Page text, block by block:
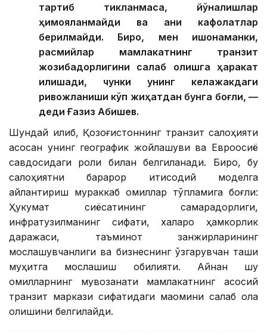
тартиб тикланмаса, йўналишлар
ҳимояланмайди ва аниқ кафолатлар
берилмайди. Бироқ, мен ишонаманки,
расмийлар мамлакатнинг транзит
жозибадорлигини сақлаб қолишга ҳаракат
қилишади, чунки унинг келажакдаги
ривожланиши кўп жиҳатдан бунга боғлиқ, —
деди Ғазиз Абишев.
Шундай қилиб, Қозоғистоннинг транзит салоҳияти
асосан унинг географик жойлашуви ва Евроосиё
савдосидаги роли билан белгиланади. Бироқ, бу
салоҳиятни барқарор иқтисодий моделга
айлантириш мураккаб омиллар тўпламига боғлиқ:
Ҳукумат сиёсатининг самарадорлиги,
инфратузилманинг сифати, халқаро ҳамкорлик
даражаси, таъминот занжирларининг
мослашувчанлиги ва бизнеснинг ўзгарувчан ташқи
муҳитга мослашиш қобилияти. Айнан шу
омилларнинг мувозанати мамлакатнинг асосий
транзит маркази сифатидаги мақомини сақлаб қола
олишини белгилайди.